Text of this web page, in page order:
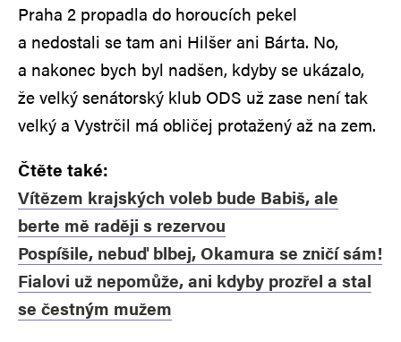
Praha 2 propadla do horoucích pekel
a nedostali se tam ani Hilšer ani Bárta. No,
a nakonec bych byl nadšen, kdyby se ukázalo,
že velký senátorský klub ODS už zase není tak
velký a Vystrčil má obličej protažený až na zem.
Čtěte také:
Vítězem krajských voleb bude Babiš, ale
berte mě raději s rezervou
Pospíšile, nebuď blbej, Okamura se zničí sám!
Fialovi už nepomůže, ani kdyby prozřel a stal
se čestným mužem